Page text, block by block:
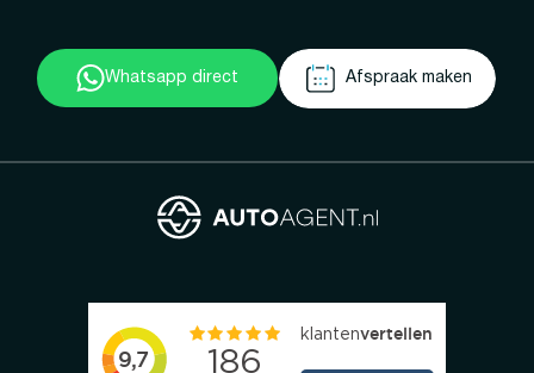
Whatsapp direct Afspraak maken